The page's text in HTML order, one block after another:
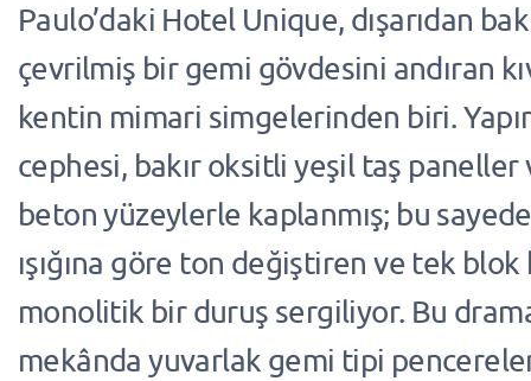
Paulo’daki Hotel Unique, dışarıdan
çevrilmiş bir gemi gövdesini andıran
kentin mimari simgelerinden biri.
cephesi, bakır oksitli yeşil taş paneller
beton yüzeylerle kaplanmış; bu
ışığına göre ton değiştiren ve tek
monolitik bir duruş sergiliyor. Bu
mekânda yuvarlak gemi tipi